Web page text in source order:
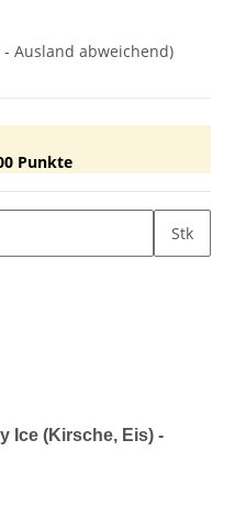
- Ausland abweichend)
Punkte
Stk
Ice (Kirsche, Eis) -